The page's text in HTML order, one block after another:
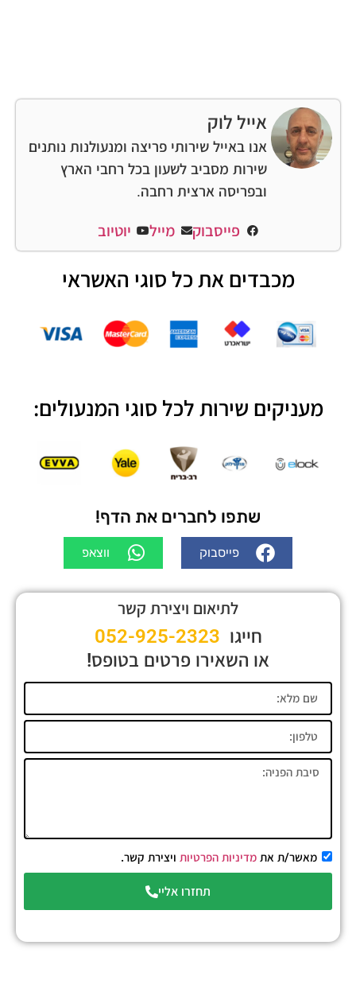
אייל לוק
אנו באייל שירותי פריצה ומנעולנות נותנים
שירות מסביב לשעון בכל רחבי הארץ
ובפריסה ארצית רחבה.
פייסבוק מייל יוטיוב
מכבדים את כל סוגי האשראי
מעניקים שירות לכל סוגי המנעולים:
שתפו לחברים את הדף!
פייסבוק ווצאפ
לתיאום ויצירת קשר
חייגו 052-925-2323
או השאירו פרטים בטופס!
מאשר/ת את מדיניות הפרטיות ויצירת קשר.
תחזרו אליי